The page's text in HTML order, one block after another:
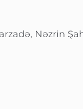
Nəzrin